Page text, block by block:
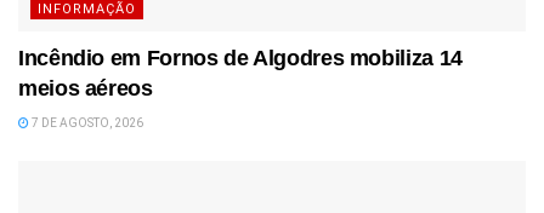
INFORMAÇÃO
Incêndio em Fornos de Algodres mobiliza 14
meios aéreos
7 DE AGOSTO, 2026